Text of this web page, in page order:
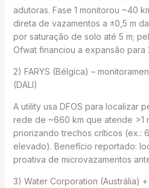
adutoras. Fase 1 monitorou ~40
direta de vazamentos a ±0,5 m
por saturação de solo até 5 m;
Ofwat financiou a expansão para
2) FARYS (Bélgica) –
(DALI)
A utility usa DFOS para localizar
rede de ~660 km que atende >1
priorizando trechos críticos (ex.:
elevado). Benefício reportado:
proativa de microvazamentos
3) Water Corporation (Austrália)